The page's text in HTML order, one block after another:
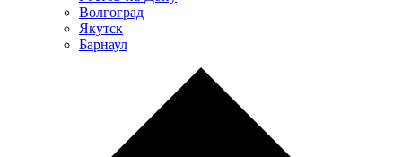
Волгоград
Якутск
Барнаул